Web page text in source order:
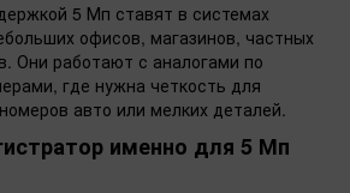
5 Мп ставят в системах
офисов, магазинов, частных
Они работают с аналогами по
где нужна четкость для
авто или мелких деталей.
именно для 5 Мп